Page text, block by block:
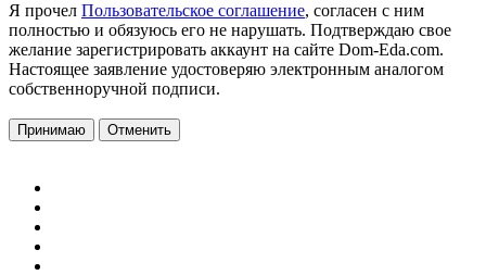
Я прочел Пользовательское соглашение, согласен с ним
полностью и обязуюсь его не нарушать. Подтверждаю свое
желание зарегистрировать аккаунт на сайте Dom-Eda.com.
Настоящее заявление удостоверяю электронным аналогом
собственноручной подписи.
Принимаю Отменить